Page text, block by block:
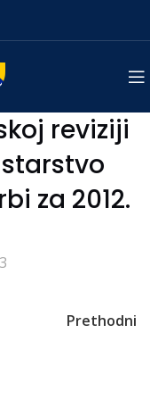
reviziji
za 2012.
Prethodni